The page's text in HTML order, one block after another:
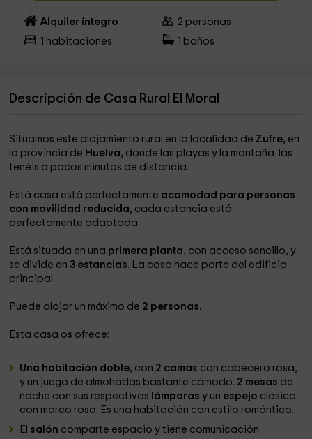
Alquiler íntegro 2 personas
habitaciones baños
Descripción de Casa Rural El Moral
Situamos este alojamiento rural en la localidad de Zufre, en
la provincia de Huelva, donde las playas y la montaña las
tenéis a pocos minutos de distancia.
Está casa está perfectamente acomodad para personas
con movilidad reducida, cada estancia está
perfectamente adaptada.
Está situada en una primera planta, con acceso sencillo, y
se divide en3 estancias. La casa hace parte del edificio
principal.
Puede alojar un máximo de 2 personas.
Esta casa os ofrece:
Una habitación doble, con 2 camas con cabecero rosa,
y un juego de almohadas bastante cómodo. 2 mesas de
noche con sus respectivas lámparasy un espejo clásico
con marco rosa. Es una habitación con estilo romántico.
El salón comparte espacio y tiene comunicación